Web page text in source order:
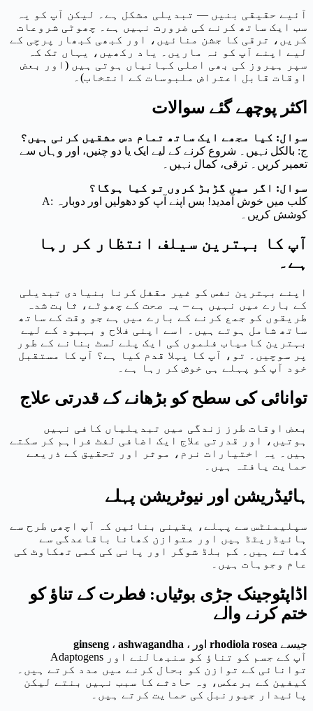
آئیے حقیقی بنیں — تبدیلی مشکل ہے۔ لیکن آپ کو یہ
سب ایک ساتھ کرنے کی ضرورت نہیں ہے۔ چھوٹی شروعات
کریں، ترقی کا جشن منائیں، اور کبھی کبھار پرچی کے
لیے اپنے آپ کو نہ ماریں۔ یاد رکھیں، یہاں تک کہ
سپر ہیروز کی بھی اصلی کہانیاں ہوتی ہیں (اور بعض
اوقات قابل اعتراض ملبوسات کے انتخاب)۔
اکثر پوچھے گئے سوالات
سوال: کیا مجھے ایک ساتھ تمام دس مشقیں کرنی ہیں؟
ج: بالکل نہیں۔ شروع کرنے کے لیے ایک یا دو چنیں، اور وہاں سے
تعمیر کریں۔ ترقی، کمال نہیں۔
سوال: اگر میں گڑبڑ کروں تو کیا ہوگا؟
A: کلب میں خوش آمدید! بس اپنے آپ کو دھولیں اور دوبارہ
کوشش کریں۔
آپ کا بہترین سیلف انتظار کر رہا
ہے۔
اپنے بہترین نفس کو غیر مقفل کرنا بنیادی تبدیلی
کے بارے میں نہیں ہے – یہ صحت کے چھوٹے، ثابت شدہ
طریقوں کو جمع کرنے کے بارے میں ہے جو وقت کے ساتھ
ساتھ شامل ہوتے ہیں۔ اسے اپنی فلاح و بہبود کے لیے
بہترین کامیاب فلموں کی ایک پلے لسٹ بنانے کے طور
پر سوچیں۔ تو، آپ کا پہلا قدم کیا ہے؟ آپ کا مستقبل
خود آپ کو پہلے ہی خوش کر رہا ہے۔
توانائی کی سطح کو بڑھانے کے قدرتی علاج
بعض اوقات طرز زندگی میں تبدیلیاں کافی نہیں
ہوتیں، اور قدرتی علاج ایک اضافی لفٹ فراہم کر سکتے
ہیں۔ یہ اختیارات نرم، موثر اور تحقیق کے ذریعے
حمایت یافتہ ہیں۔
ہائیڈریشن اور نیوٹریشن پہلے
سپلیمنٹس سے پہلے، یقینی بنائیں کہ آپ اچھی طرح سے
ہائیڈریٹڈ ہیں اور متوازن کھانا باقاعدگی سے
کھاتے ہیں۔ کم بلڈ شوگر اور پانی کی کمی تھکاوٹ کی
عام وجوہات ہیں۔
اڈاپٹوجینک جڑی بوٹیاں: فطرت کے تناؤ کو
ختم کرنے والے
ginseng ، ashwagandha rhodiola rosea
Adaptogens آپ کے جسم کو تناؤ کو سنبھالنے اور
توانائی کے توازن کو بحال کرنے میں مدد کرتے ہیں۔
کیفین کے برعکس، وہ حادثے کا سبب نہیں بنتے لیکن
پائیدار جیورنبل کی حمایت کرتے ہیں۔